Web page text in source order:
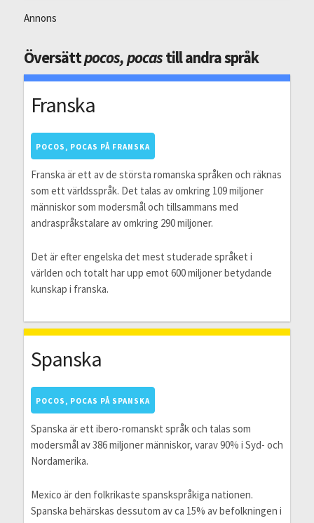
Annons
Översättpocos, pocastill andra språk
Franska
POCOS, POCAS PÅ FRANSKA
Franska är ett av de största romanska språken och räknas
som ett världsspråk. Det talas av omkring 109 miljoner
människor som modersmål och tillsammans med
andraspråkstalare av omkring 290 miljoner.
Det är efter engelska det mest studerade språket i
världen och totalt har upp emot 600 miljoner betydande
kunskap i franska.
Spanska
POCOS, POCAS PÅ SPANSKA
Spanska är ett ibero-romanskt språk och talas som
modersmål av 386 miljoner människor, varav 90% i Syd- och
Nordamerika.
Mexico är den folkrikaste spanskspråkiga nationen.
Spanska behärskas dessutom av ca 15% av befolkningen i